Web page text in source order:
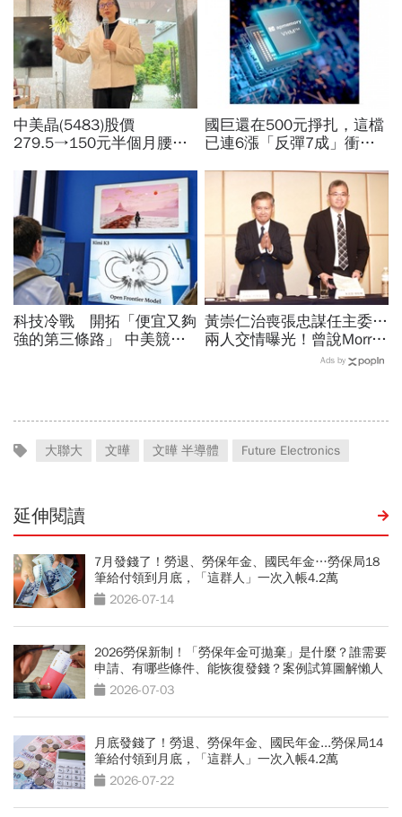
中美晶(5483)股價
279.5→150元半個月腰
績、罕見抱屈自家股票：真
的被低估了
國巨還在500元掙扎，這檔
已連6漲「反彈7成」衝千
還有5成空間
科技冷戰 開拓「便宜又夠
強的第三條路」 中美競爭
黃崇仁治喪張忠謀任主委…
兩人交情曝光！曾說Morris
是老大：力積電能活都他幫
Ads by
大聯大 文曄 文曄 半導體 Future Electronics
延伸閱讀
7月發錢了！勞退、勞保年金、國民年金…勞保局18
筆給付領到月底，「這群人」一次入帳4.2萬
2026-07-14
2026勞保新制！「勞保年金可拋棄」是什麼？誰需要
申請、有哪些條件、能恢復發錢？案例試算圖解懶人
包 2026-07-03
月底發錢了！勞退、勞保年金、國民年金...勞保局14
筆給付領到月底，「這群人」一次入帳4.2萬
2026-07-22